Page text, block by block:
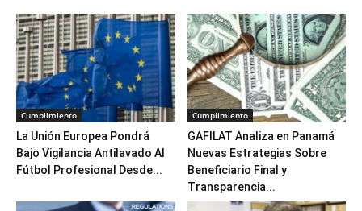
Cumplimiento
La Unión Europea Pondrá
Bajo Vigilancia Antilavado Al
Fútbol Profesional Desde...
Cumplimiento
GAFILAT Analiza en Panamá
Nuevas Estrategias Sobre
Beneficiario Final y
Transparencia...